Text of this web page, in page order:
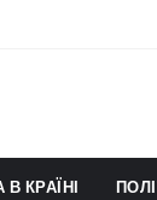
В КРАЇНІ